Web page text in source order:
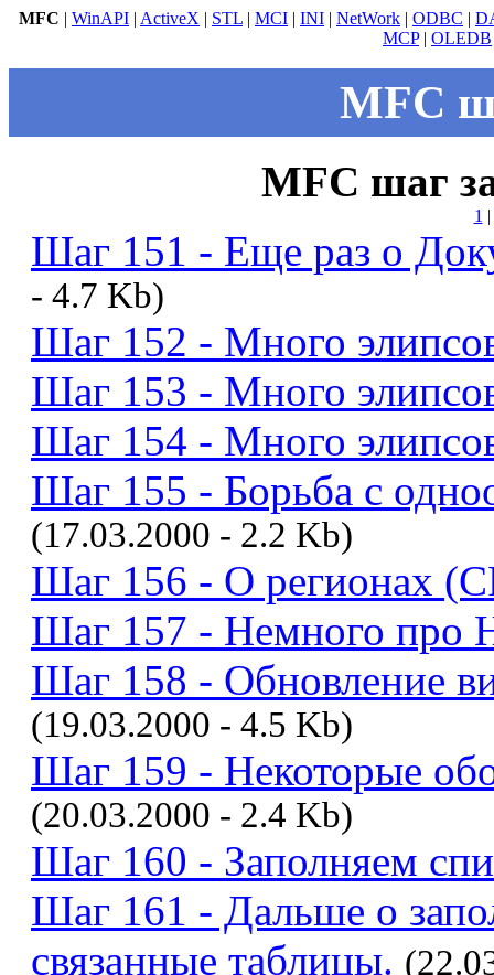
MFC | WinAPI | ActiveX | STL | MCI | INI | NetWork | ODBC |
MCP| OLEDB
MFC
MFC шаг
1 |
Шаг 151 - Еще раз о
- 4.7 Kb)
Шаг 152 - Много
Шаг 153 - Много
Шаг 154 - Много
Шаг 155 - Борьба с
(17.03.2000 - 2.2 Kb)
Шаг 156 - О регионах
Шаг 157 - Немного про
Шаг 158 - Обновление
(19.03.2000 - 4.5 Kb)
Шаг 159 - Некоторые
(20.03.2000 - 2.4 Kb)
Шаг 160 - Заполняем
Шаг 161 - Дальше о
связанные таблицы.